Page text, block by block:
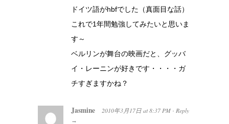
ドイツ語がhbfでした（真面目な話）
これで1年間勉強してみたいと思いま
す～
ベルリンが舞台の映画だと、グッバ
イ・レーニンが好きです・・・・ガ
チすぎますかね？
Jasmine 2010年3月17日 at 8:37 PM · Reply
→